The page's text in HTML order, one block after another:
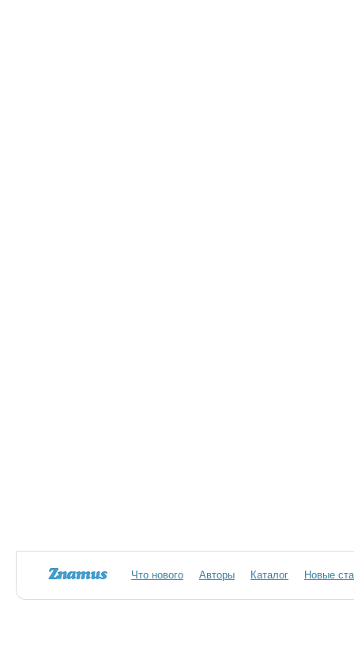
Что нового Авторы Каталог Новые